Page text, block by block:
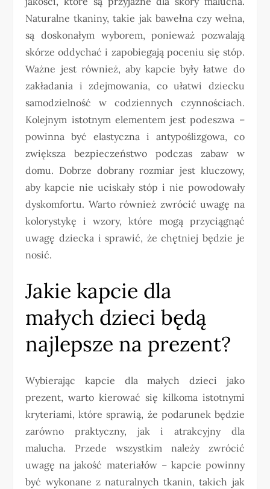
Naturalne tkaniny, takie jak bawełna czy wełna,
są doskonałym wyborem, ponieważ pozwalają
skórze oddychać i zapobiegają poceniu się stóp.
Ważne jest również, aby kapcie były łatwe do
zakładania i zdejmowania, co ułatwi dziecku
samodzielność w codziennych czynnościach.
Kolejnym istotnym elementem jest podeszwa –
powinna być elastyczna i antypoślizgowa, co
zwiększa bezpieczeństwo podczas zabaw w
domu. Dobrze dobrany rozmiar jest kluczowy,
aby kapcie nie uciskały stóp i nie powodowały
dyskomfortu. Warto również zwrócić uwagę na
kolorystykę i wzory, które mogą przyciągnąć
uwagę dziecka i sprawić, że chętniej będzie je
nosić.
Jakie kapcie dla
małych dzieci będą
najlepsze na prezent?
Wybierając kapcie dla małych dzieci jako
prezent, warto kierować się kilkoma istotnymi
kryteriami, które sprawią, że podarunek będzie
zarówno praktyczny, jak i atrakcyjny dla
malucha. Przede wszystkim należy zwrócić
uwagę na jakość materiałów – kapcie powinny
być wykonane z naturalnych tkanin, takich jak